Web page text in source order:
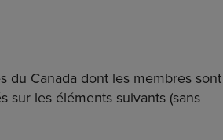
du Canada dont les membres sont
sur les éléments suivants (sans